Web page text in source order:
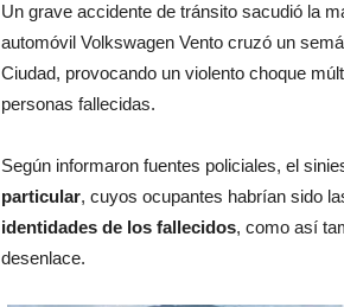
Un grave accidente de tránsito sacudió la
automóvil Volkswagen Vento cruzó un
Ciudad, provocando un violento choque
personas fallecidas.
Según informaron fuentes policiales, el
particular, cuyos ocupantes habrían sido
identidades de los fallecidos, como así
desenlace.